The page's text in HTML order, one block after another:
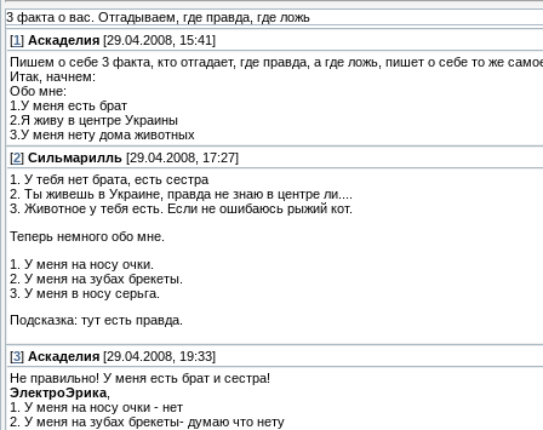
3 факта о вас. Отгадываем, где правда, где ложь
[1 ] Аскаделия [29.04.2008, 15:41]
Пишем о себе 3 факта, кто отгадает, где правда, а где ложь, пишет о себе то же
Итак, начнем:
Обо мне:
1.У меня есть брат
2.Я живу в центре Украины
3.У меня нету дома животных
[2] Сильмарилль [29.04.2008, 17:27]
1. У тебя нет брата, есть сестра
2. Ты живешь в Украине, правда не знаю в центре ли....
3. Животное у тебя есть. Если не ошибаюсь рыжий кот.
Теперь немного обо мне.
1. У меня на носу очки.
2. У меня на зубах брекеты.
3. У меня в носу серьга.
Подсказка: тут есть правда.
[3] Аскаделия [29.04.2008, 19:33]
Не правильно! У меня есть брат и сестра!
ЭлектроЭрика
1. У меня на носу очки - нет
2. У меня на зубах брекеты- думаю что нету